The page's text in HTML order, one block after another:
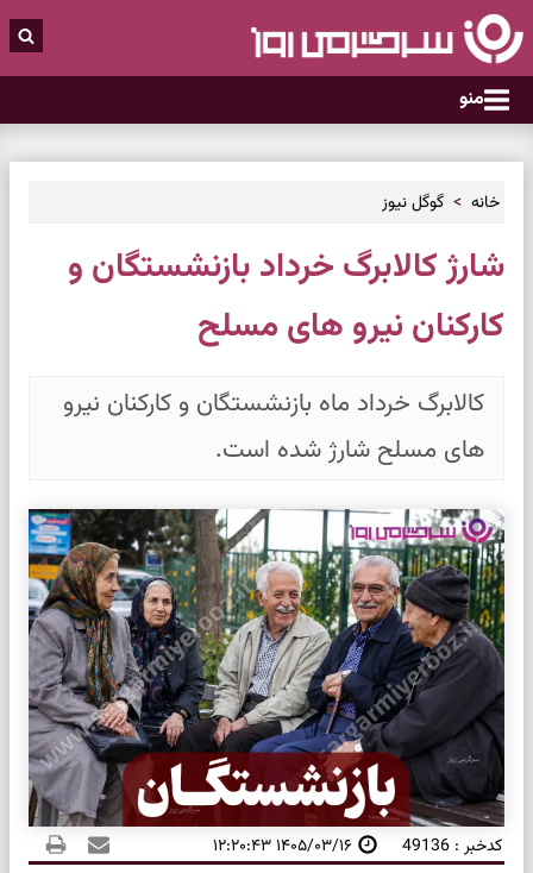
منو
خانه گوگل نیوز
شارژ کالابرگ خرداد بازنشستگان و
کارکنان نیرو های مسلح
کالابرگ خرداد ماه بازنشستگان و کارکنان نیرو
های مسلح شارژ شده است.
کدخبر : 49136 ۱۴۰۵/۰۳/۱۶ ۱۲:۲۰:۴۳